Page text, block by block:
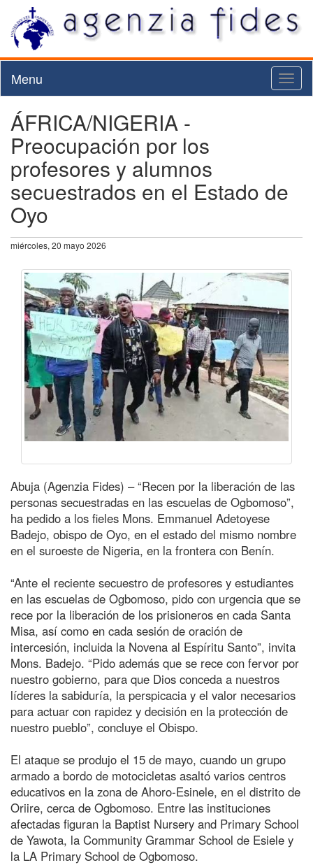
Menu
ÁFRICA/NIGERIA -
Preocupación por los
profesores y alumnos
secuestrados en el Estado de
Oyo
miércoles, 20 mayo 2026
Abuja (Agenzia Fides) – “Recen por la liberación de las
personas secuestradas en las escuelas de Ogbomoso”,
ha pedido a los fieles Mons. Emmanuel Adetoyese
Badejo, obispo de Oyo, en el estado del mismo nombre
en el suroeste de Nigeria, en la frontera con Benín.
“Ante el reciente secuestro de profesores y estudiantes
en las escuelas de Ogbomoso, pido con urgencia que se
rece por la liberación de los prisioneros en cada Santa
Misa, así como en cada sesión de oración de
intercesión, incluida la Novena al Espíritu Santo”, invita
Mons. Badejo. “Pido además que se rece con fervor por
nuestro gobierno, para que Dios conceda a nuestros
líderes la sabiduría, la perspicacia y el valor necesarios
para actuar con rapidez y decisión en la protección de
nuestro pueblo”, concluye el Obispo.
El ataque se produjo el 15 de mayo, cuando un grupo
armado a bordo de motocicletas asaltó varios centros
educativos en la zona de Ahoro-Esinele, en el distrito de
Oriire, cerca de Ogbomoso. Entre las instituciones
afectadas figuran la Baptist Nursery and Primary School
de Yawota, la Community Grammar School de Esiele y
la LA Primary School de Ogbomoso.